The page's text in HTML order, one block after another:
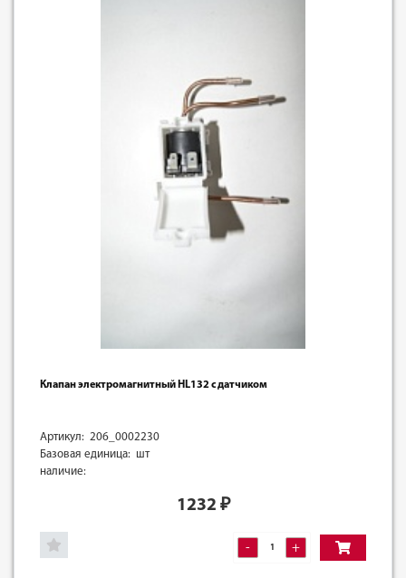
Клапан электромагнитный HL132 с датчиком
Артикул: 206_0002230
Базовая единица: шт
наличие:
1232 ₽
- +